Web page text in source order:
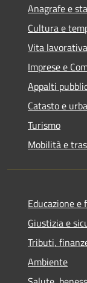
Anagrafe e
Cultura e
Vita lavorativa
Imprese e
Appalti
Catasto e
Turismo
Mobilità e
Educazione e
Giustizia e
Tributi,
Ambiente